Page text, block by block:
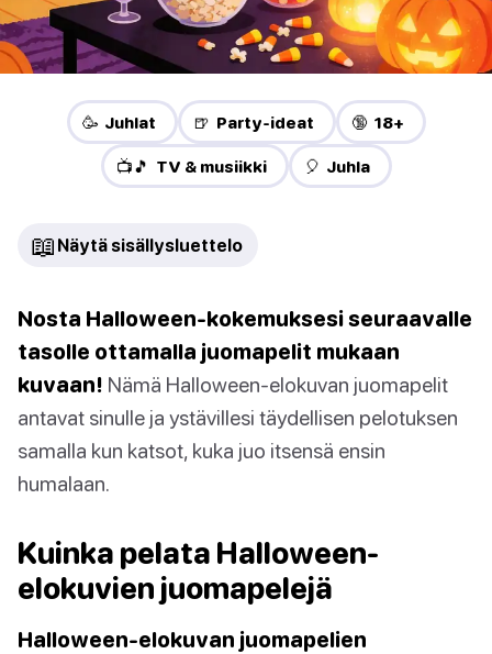
🥳 Juhlat 🍺 Party-ideat 🔞 18+
📺🎵 TV & musiikki 🎈 Juhla
📖 Näytä sisällysluettelo
Nosta Halloween-kokemuksesi seuraavalle
tasolle ottamalla juomapelit mukaan
kuvaan! Nämä Halloween-elokuvan juomapelit
antavat sinulle ja ystävillesi täydellisen pelotuksen
samalla kun katsot, kuka juo itsensä ensin
humalaan.
Kuinka pelata Halloween-
elokuvien juomapelejä
Halloween-elokuvan juomapelien